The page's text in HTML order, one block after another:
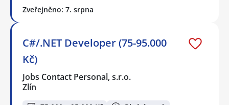
Zveřejněno: 7. srpna
C#/.NET Developer (75-95.000
Kč)
Jobs Contact Personal, s.r.o.
Zlín